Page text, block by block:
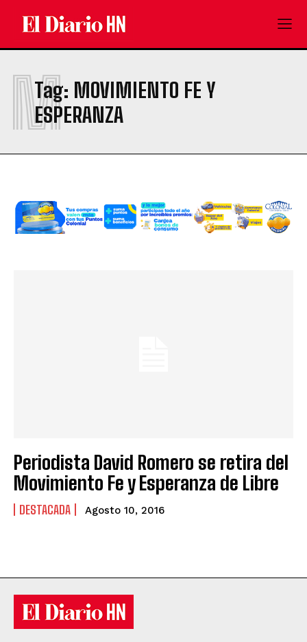
Tag: MOVIMIENTO FE Y
ESPERANZA
M
Periodista David Romero se retira del
Movimiento Fe y Esperanza de Libre
DESTACADA Agosto 10, 2016